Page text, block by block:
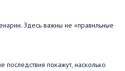
Здесь важны не «правильные
покажут, насколько